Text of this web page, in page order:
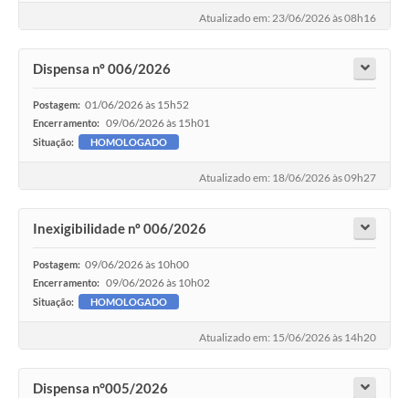
Atualizado em: 23/06/2026 às 08h16
Dispensa nº 006/2026
Postagem: 01/06/2026 às 15h52
Encerramento: 09/06/2026 às 15h01
Situação: HOMOLOGADO
Atualizado em: 18/06/2026 às 09h27
Inexigibilidade nº 006/2026
Postagem: 09/06/2026 às 10h00
Encerramento: 09/06/2026 às 10h02
Situação: HOMOLOGADO
Atualizado em: 15/06/2026 às 14h20
Dispensa n°005/2026